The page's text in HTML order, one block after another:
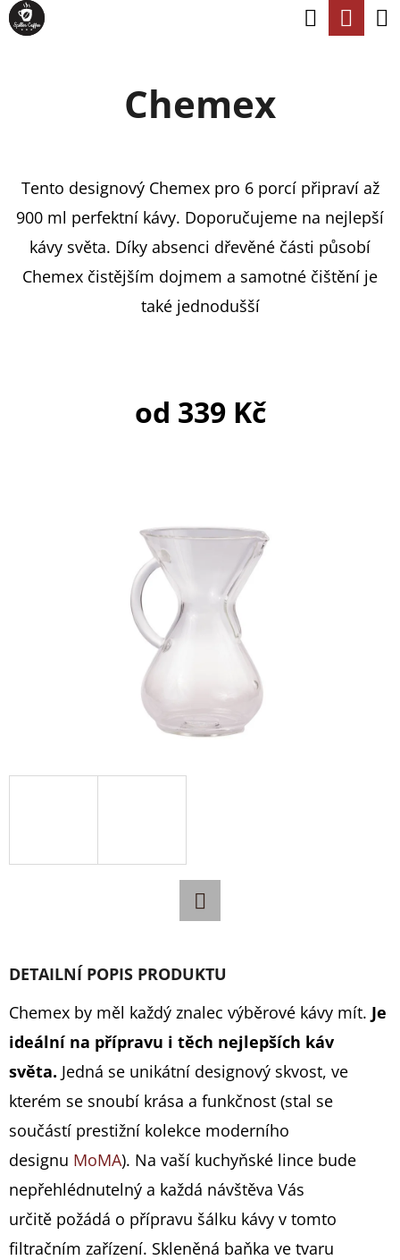
Přejít
Hledat
Chemex
Tento designový Chemex pro 6 porcí připraví až
900 ml perfektní kávy. Doporučujeme na nejlepší
kávy světa. Díky absenci dřevěné části působí
Chemex čistějším dojmem a samotné čištění je
také jednodušší
od 339 Kč
DETAILNÍ POPIS PRODUKTU
Chemex by měl každý znalec výběrové kávy mít. Je
ideální na přípravu i těch nejlepších káv
světa. Jedná se unikátní designový skvost, ve
kterém se snoubí krása a funkčnost (stal se
součástí prestižní kolekce moderního
designu MoMA). Na vaší kuchyňské lince bude
nepřehlédnutelný a každá návštěva Vás
určitě požádá o přípravu šálku kávy v tomto
filtračním zařízení. Skleněná baňka ve tvaru
K
O
O
T
E
O
Č
U
J
E
M
E
MYSTERY
182,56